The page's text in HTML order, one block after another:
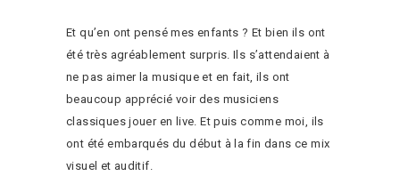
Et qu’en ont pensé mes enfants ? Et bien ils ont
été très agréablement surpris. Ils s’attendaient à
ne pas aimer la musique et en fait, ils ont
beaucoup apprécié voir des musiciens
classiques jouer en live. Et puis comme moi, ils
ont été embarqués du début à la fin dans ce mix
visuel et auditif.